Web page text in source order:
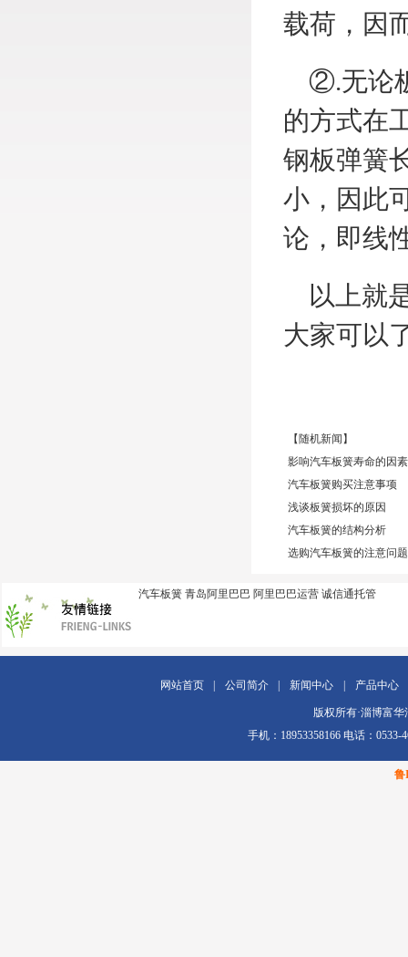
载荷，因
②.无论
的方式在
钢板弹簧
小，因此
论，即线
以上就
大家可以
【随机新闻】
影响汽车板簧寿命的因素
汽车板簧购买注意事项
浅谈板簧损坏的原因
汽车板簧的结构分析
选购汽车板簧的注意问题
汽车板簧 青岛阿里巴巴 阿里巴巴运营 诚信通托管
网站首页 公司简介 新闻中心 产品中心
版权所有·淄博富
手机：18953358166 电话：
鲁